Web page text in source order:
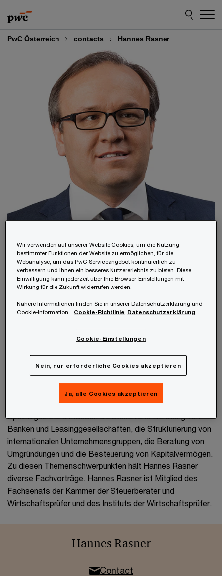
to
content
to
footer
PwC Österreich contacts Hannes Rasner
Hannes Rasner
Partner, Leiter Clients & Markets
Wien, PwC Austria
Hannes Rasner ist als Wirtschaftsprüfer und
Steuerberater seit 2006 bei PwC Österreich tätig. Seine
Spezialgebiete umfassen die steuerliche Beratung von
Banken und Leasinggesellschaften, die Strukturierung von
internationalen Unternehmensgruppen, die Beratung von
Umgründungen und die Besteuerung von Kapitalvermögen.
Zu diesen Themenschwerpunkten hält Hannes Rasner
diverse Fachvorträge. Hannes Rasner ist Mitglied des
Fachsenats der Kammer der Steuerberater und
Wirtschaftsprüfer und des Instituts der Wirtschaftsprüfer.
Hannes Rasner
Contact
Wir verwenden auf unserer Website Cookies, um die Nutzung
bestimmter Funktionen der Website zu ermöglichen, für die
Webanalyse, um das PwC Serviceangebot kontinuierlich zu
verbessern und Ihnen ein besseres Nutzererlebnis zu bieten. Diese
Einwilligung kann jederzeit über Ihre Browser-Einstellungen mit
Wirkung für die Zukunft widerrufen werden.
Nähere Informationen finden Sie in unserer Datenschutzerklärung und
Cookie-Information.
Cookie-Richtlinie Datenschutzerklärung
Cookie-Einstellungen
Nein, nur erforderliche Cookies akzeptieren
Ja, alle Cookies akzeptieren